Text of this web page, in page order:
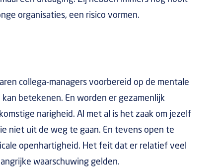
organisaties, een risico vormen.
collega-managers voorbereid op de mentale
betekenen. En worden er gezamenlijk
narigheid. Al met al is het zaak om jezelf
niet uit de weg te gaan. En tevens open te
openhartigheid. Het feit dat er relatief veel
waarschuwing gelden.